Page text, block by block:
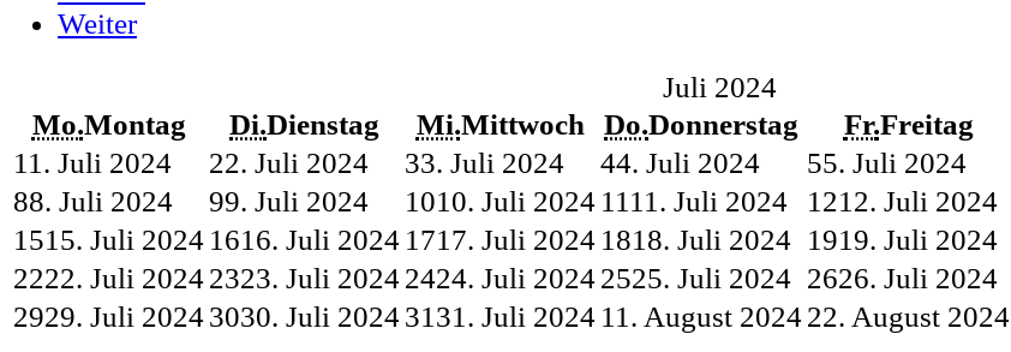
Weiter
Juli 2024
Mo.Montag Di.Dienstag Mi.Mittwoch Do.Donnerstag Fr.Freitag
1 1. Juli 2024 22. Juli 2024 33. Juli 2024 44. Juli 2024 55. Juli 2024
88. Juli 2024 99. Juli 2024 1010. Juli 2024 11 11. Juli 2024 1212. Juli 2024
1515. Juli 2024 1616. Juli 2024 1717. Juli 2024 1818. Juli 2024 1919. Juli 2024
2222. Juli 20242323. Juli 20242424. Juli 20242525. Juli 2024 2626. Juli 2024
2929. Juli 20243030. Juli 202431 31. Juli 2024 1 1. August 202422. August 2024